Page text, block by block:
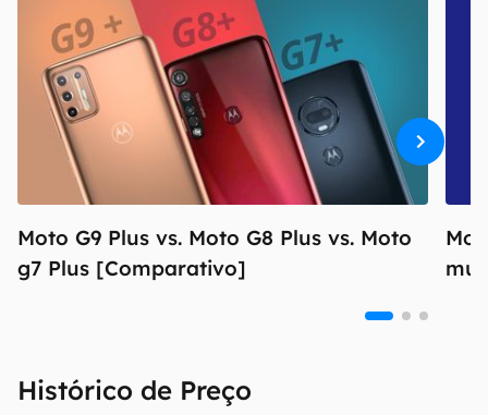
Moto G9 Plus vs. Moto G8 Plus vs. Moto
g7 Plus [Comparativo]
Histórico de Preço